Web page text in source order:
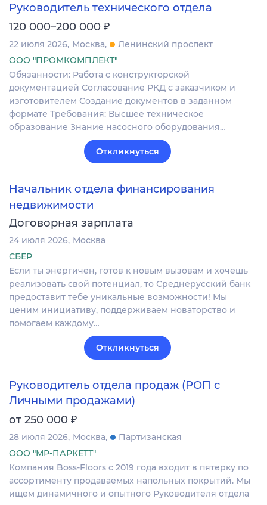
Руководитель технического отдела
120 000–200 000 ₽
22 июля 2026 Москва
Ленинский проспект
ООО "ПРОМКОМПЛЕКТ"
Обязанности: Работа с конструкторской
документацией Согласование РКД с заказчиком и
изготовителем Создание документов в заданном
формате Требования: Высшее техническое
образование Знание насосного оборудования…
Откликнуться
Начальник отдела финансирования
недвижимости
Договорная зарплата
24 июля 2026 Москва
СБЕР
Если ты энергичен, готов к новым вызовам и хочешь
реализовать свой потенциал, то Среднерусский банк
предоставит тебе уникальные возможности! Мы
ценим инициативу, поддерживаем новаторство и
помогаем каждому…
Откликнуться
Руководитель отдела продаж (РОП с
Личными продажами)
от 250 000 ₽
28 июля 2026 Москва
Партизанская
ООО "МР-ПАРКЕТТ"
Компания Boss-Floors с 2019 года входит в пятерку по
ассортименту продаваемых напольных покрытий. Мы
ищем динамичного и опытного Руководителя отдела